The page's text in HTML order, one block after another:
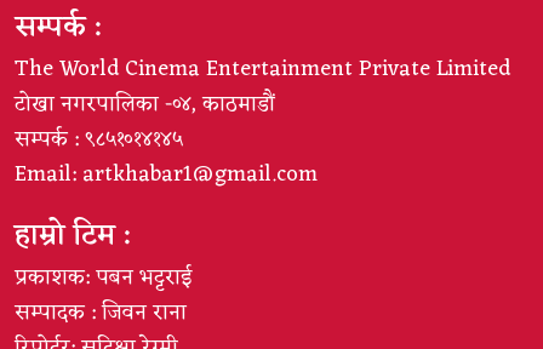
सम्पर्क :
The World Cinema Entertainment Private Limited
टोखा नगरपालिका -०४, काठमाडौं
सम्पर्क : ९८५१०१४१४५
Email:artkhabar1@gmail.com
हाम्रो टिम :
प्रकाशक: पबन भट्टराई
सम्पादक : जिवन राना